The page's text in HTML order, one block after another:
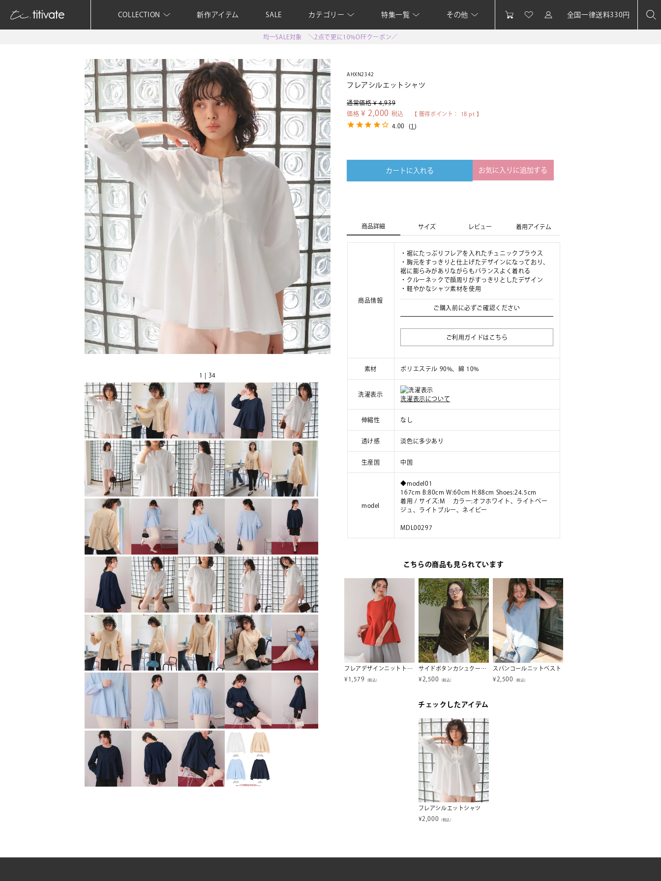
COLLECTION 新作アイテム SALE カテゴリー 特集一覧 その他 全国一律送料330円
均一SALE対象 ＼2点で更に10%OFFクーポン／
1 | 34
AHXN2342
フレアシルエットシャツ
通常価格 ¥ 4,939
価格 ¥ 2,000 税込 【 獲得ポイント： 18 pt 】
4.00 (1 )
カートに入れる お気に入りに追加する
商品詳細 サイズ レビュー 着用アイテム
商品情報
・裾にたっぷりフレアを入れたチュニックブラウス
・胸元をすっきりと仕上げたデザインになっており、
裾に膨らみがありながらもバランスよく着れる
・クルーネックで顔周りがすっきりとしたデザイン
・軽やかなシャツ素材を使用
ご購入前に必ずご確認ください
ご利用ガイドはこちら
素材 ポリエステル 90%、綿 10%
洗濯表示
洗濯表示について
伸縮性 なし
透け感 淡色に多少あり
生産国 中国
model
◆model01
167cm B:80cm W:60cm H:88cm Shoes:24.5cm
着用 / サイズ:M カラー:オフホワイト、ライトベー
ジュ、ライトブルー、ネイビー
MDL00297
こちらの商品も見られています
シアーカットソーロングスリーブトップス【メール便可／95】
1,479 （税込）
ポインテッドトゥストラップサンダル
¥2,369 （税込）
フレアデザインニットトップス
¥ 1,579 （税込）
サイドボタンカシュクールトップス【miette ミエット】【メール便可／100】
¥ 2,500 （税込）
スパンコールニットベスト
¥ 2,500 （税込）
チェックしたアイテム
フレアシルエットシャツ
¥2,000 （税込）